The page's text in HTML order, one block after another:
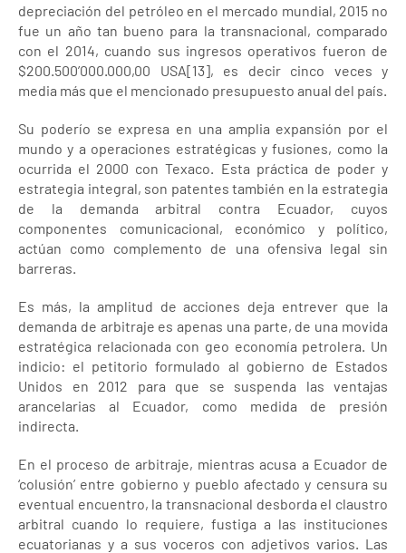
depreciación del petróleo en el mercado mundial, 2015 no
fue un año tan bueno para la transnacional, comparado
con el 2014, cuando sus ingresos operativos fueron de
$200.500’000.000,00 USA[13], es decir cinco veces y
media más que el mencionado presupuesto anual del país.
Su poderío se expresa en una amplia expansión por el
mundo y a operaciones estratégicas y fusiones, como la
ocurrida el 2000 con Texaco. Esta práctica de poder y
estrategia integral, son patentes también en la estrategia
de la demanda arbitral contra Ecuador, cuyos
componentes comunicacional, económico y político,
actúan como complemento de una ofensiva legal sin
barreras.
Es más, la amplitud de acciones deja entrever que la
demanda de arbitraje es apenas una parte, de una movida
estratégica relacionada con geo economía petrolera. Un
indicio: el petitorio formulado al gobierno de Estados
Unidos en 2012 para que se suspenda las ventajas
arancelarias al Ecuador, como medida de presión
indirecta.
En el proceso de arbitraje, mientras acusa a Ecuador de
‘colusión’ entre gobierno y pueblo afectado y censura su
eventual encuentro, la transnacional desborda el claustro
arbitral cuando lo requiere, fustiga a las instituciones
ecuatorianas y a sus voceros con adjetivos varios. Las